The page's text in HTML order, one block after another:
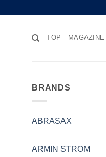
to
TOP MAGAZINE
BRANDS
ABRASAX
ARMIN STROM